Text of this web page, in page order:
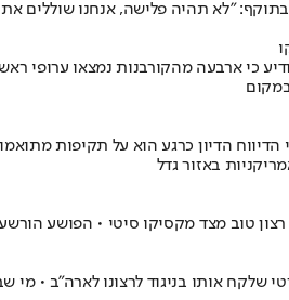
"לא תהיה פלישה, אנחנו שוללים
הדיון כרגע הוא על תקיפות
באזור גדל
טוב מצד מקסיקו סיטי • הפושע
שלקח אותו בניגוד לרצונו לארה"ב •